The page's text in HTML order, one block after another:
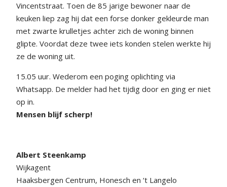
Vincentstraat. Toen de 85 jarige bewoner naar de
keuken liep zag hij dat een forse donker gekleurde man
met zwarte krulletjes achter zich de woning binnen
glipte. Voordat deze twee iets konden stelen werkte hij
ze de woning uit.
15.05 uur. Wederom een poging oplichting via
Whatsapp. De melder had het tijdig door en ging er niet
op in.
Mensen blijf scherp!
Albert Steenkamp
Wijkagent
Haaksbergen Centrum, Honesch en ‘t Langelo